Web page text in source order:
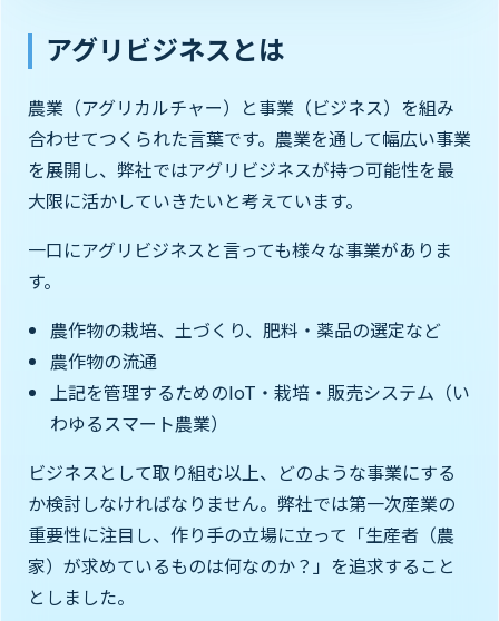
アグリビジネスとは
農業（アグリカルチャー）と事業（ビジネス）を組み
合わせてつくられた言葉です。農業を通して幅広い事業
を展開し、弊社ではアグリビジネスが持つ可能性を最
大限に活かしていきたいと考えています。
一口にアグリビジネスと言っても様々な事業がありま
す。
農作物の栽培、土づくり、肥料・薬品の選定など
農作物の流通
上記を管理するためのIoT・栽培・販売システム（い
わゆるスマート農業）
ビジネスとして取り組む以上、どのような事業にする
か検討しなければなりません。弊社では第一次産業の
重要性に注目し、作り手の立場に立って「生産者（農
家）が求めているものは何なのか？」を追求すること
としました。